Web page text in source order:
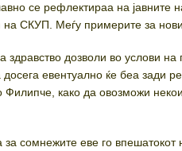
се рефлектираа на јавните
на СКУП. Меѓу примерите за
здравство дозволи во услови
евентуално ќе беа зади
Филипче, како да овозможи
за сомнежите еве го впешатокот